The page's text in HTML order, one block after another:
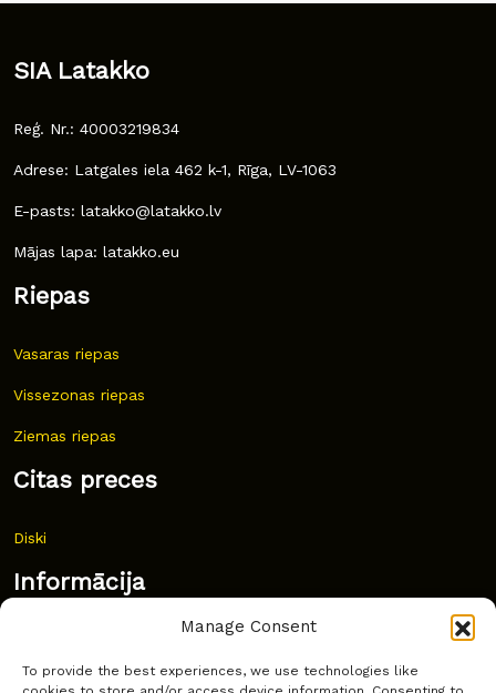
Manage Consent
To provide the best experiences, we use technologies like
SIA Latakko
Reģ. Nr.: 40003219834
Adrese: Latgales iela 462 k-1, Rīga, LV-1063
E-pasts: latakko@latakko.lv
Mājas lapa: latakko.eu
Riepas
Vasaras riepas
Vissezonas riepas
Ziemas riepas
Citas preces
Diski
Informācija
Bieži uzdoti jautājumi